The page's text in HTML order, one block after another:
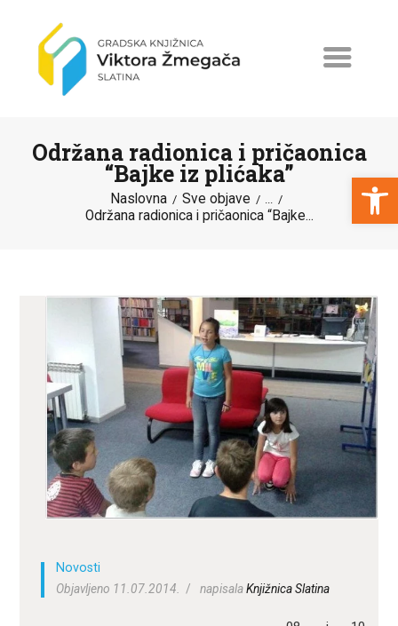
Open toolbar
Održana radionica i pričaonica
“Bajke iz plićaka”
Naslovna Sve objave ...
Održana radionica i pričaonica “Bajke...
NASLOVNA
PROGRAMI I PROJEKTI
KATALOG
O KNJIŽNICI
ZA KORISNIKE
ODJELI
DOKUMENTI
KONTAKT
Novosti
Objavljeno 11.07.2014.
napisalaKnjižnica Slatina